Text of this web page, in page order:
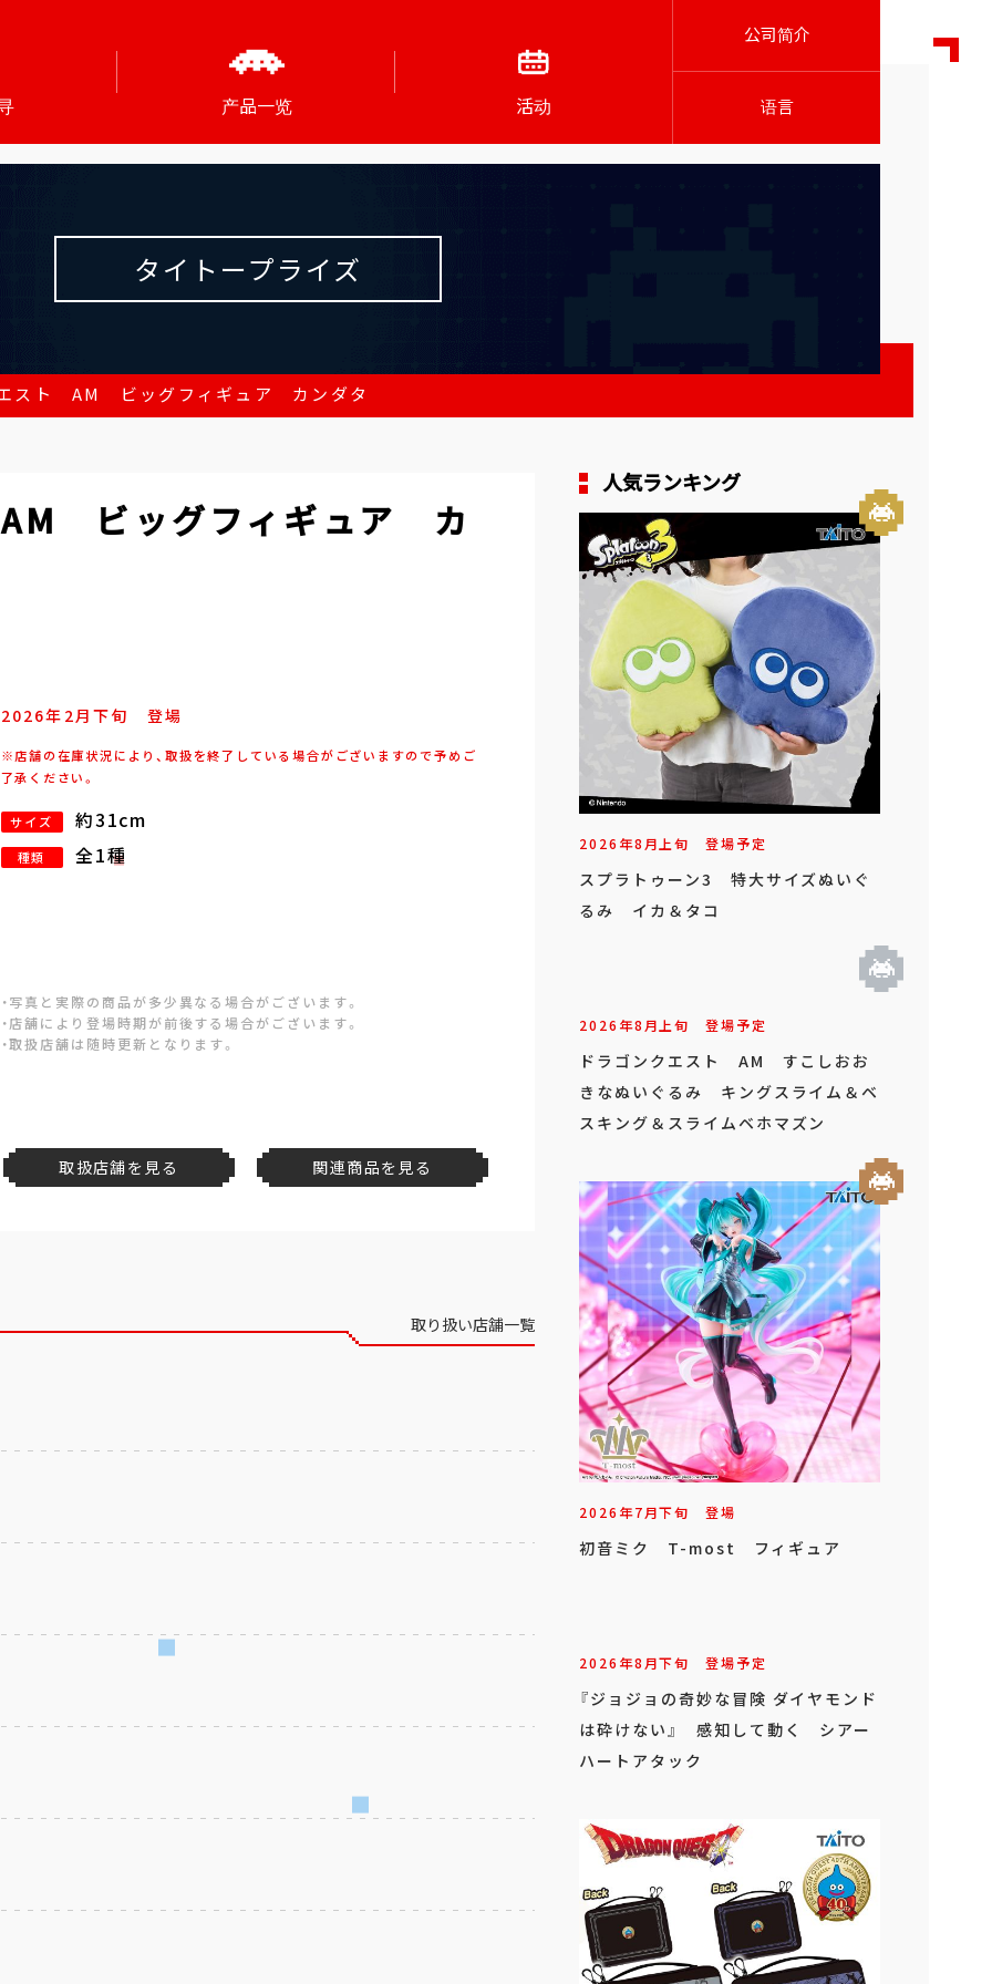
产品一览 活动
公司简介
语言
タイトープライズ
スト AM ビッグフィギュア カンダタ
ビッグフィギュア カ
2026年 2月下旬 登場
※店舗の在庫状況により、取扱を終了している場合がございますので予めご
了承ください。
サイズ 約31cm
種類 全1種
・写真と実際の商品が多少異なる場合がございます。
・店舗により登場時期が前後する場合がございます。
・取扱店舗は随時更新となります。
取扱店舗を見る 関連商品を見る
取り扱い店舗一覧
人気ランキング
2026年8月上旬 登場予定
スプラトゥーン3 特大サイズぬいぐ
るみ イカ＆タコ
2026年8月上旬 登場予定
ドラゴンクエスト AM すこしおお
きなぬいぐるみ キングスライム＆ベ
スキング＆スライムベホマズン
2026年7月下旬 登場
初音ミク T-most フィギュア
2026年8月下旬 登場予定
『ジョジョの奇妙な冒険 ダイヤモンド
は砕けない』 感知して動く シアー
ハートアタック